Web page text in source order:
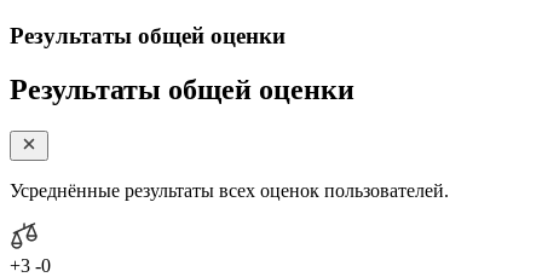
Результаты общей оценки
Результаты общей оценки
Усреднённые результаты всех оценок пользователей.
+3 -0